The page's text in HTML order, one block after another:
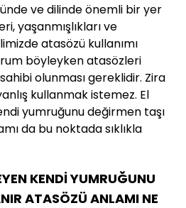
ve dilinde önemli bir yer
yaşanmışlıkları ve
atasözü kullanımı
böyleyken atasözleri
olunması gereklidir. Zira
kullanmak istemez. El
yumruğunu değirmen taşı
da bu noktada sıklıkla
KENDİ YUMRUĞUNU
ATASÖZÜ ANLAMI NE